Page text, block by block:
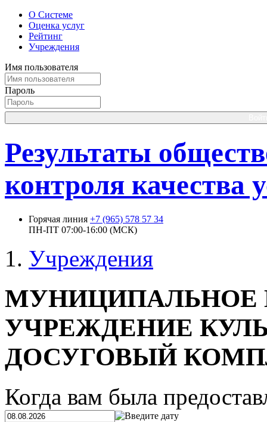
О Системе
Оценка услуг
Рейтинг
Учреждения
Имя пользователя
Пароль
Результаты
контроля качества
Горячая линия +7 (965) 578 57 34
ПН-ПТ 07:00-16:00 (МСК)
Учреждения
УЧРЕЖДЕНИЕ
ДОСУГОВЫЙ
Когда вам была